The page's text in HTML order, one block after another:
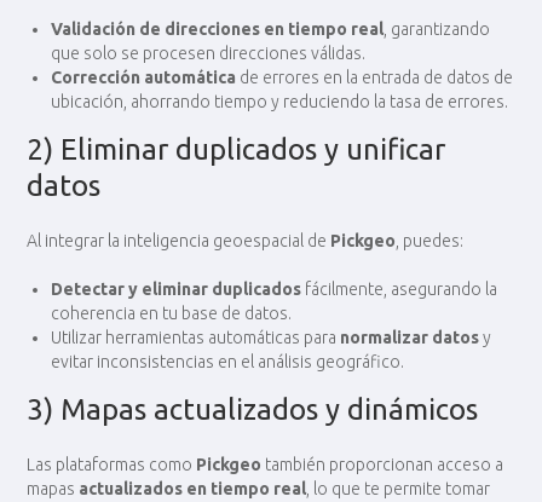
Validación de direcciones en tiempo real, garantizando
que solo se procesen direcciones válidas.
Corrección automática de errores en la entrada de datos de
ubicación, ahorrando tiempo y reduciendo la tasa de errores.
2) Eliminar duplicados y unificar
datos
Al integrar la inteligencia geoespacial de Pickgeo, puedes:
Detectar y eliminar duplicados fácilmente, asegurando la
coherencia en tu base de datos.
Utilizar herramientas automáticas para normalizar datosy
evitar inconsistencias en el análisis geográfico.
3) Mapas actualizados y dinámicos
Las plataformas como Pickgeo también proporcionan acceso a
mapas actualizados en tiempo real, lo que te permite tomar